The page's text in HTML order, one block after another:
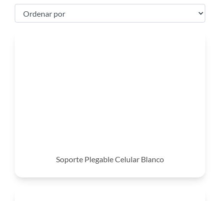
Soporte Plegable Celular Blanco